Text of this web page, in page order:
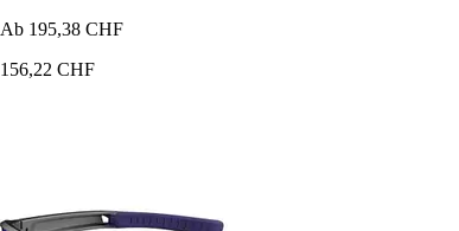
Ab 195,38 CHF
156,22 CHF